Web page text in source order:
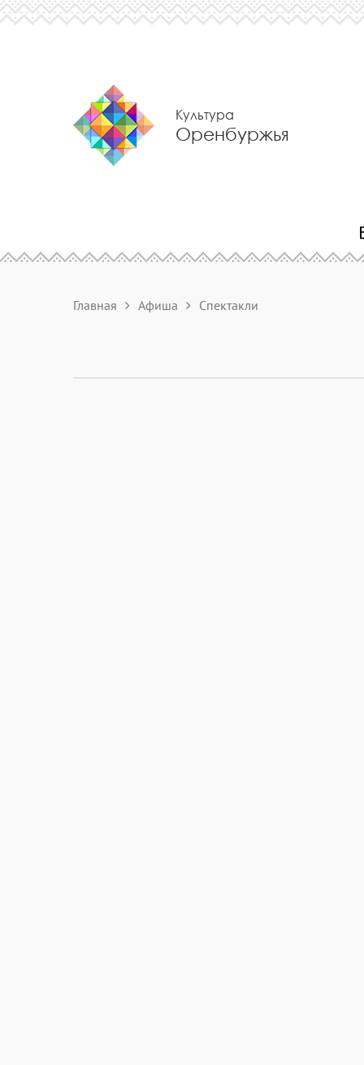
Культура
Оренбуржья
Главная Афиша Спектакли